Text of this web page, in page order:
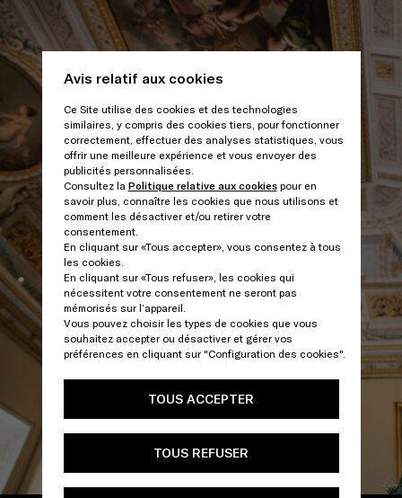
Avis relatif aux cookies
Ce Site utilise des cookies et des technologies
similaires, y compris des cookies tiers, pour fonctionner
correctement, effectuer des analyses statistiques, vous
offrir une meilleure expérience et vous envoyer des
publicités personnalisées.
Consultez la Politique relative aux cookiespour en
savoir plus, connaître les cookies que nous utilisons et
comment les désactiver et/ou retirer votre
consentement.
En cliquant sur «Tous accepter», vous consentez à tous
les cookies.
En cliquant sur «Tous refuser», les cookies qui
nécessitent votre consentement ne seront pas
mémorisés sur l’appareil.
Vous pouvez choisir les types de cookies que vous
souhaitez accepter ou désactiver et gérer vos
préférences en cliquant sur "Configuration des cookies".
TOUS ACCEPTER
TOUS REFUSER